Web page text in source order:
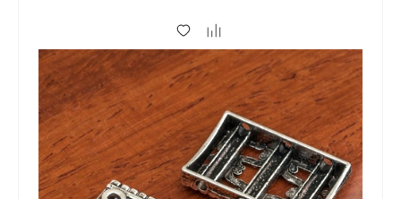
4.90 р.